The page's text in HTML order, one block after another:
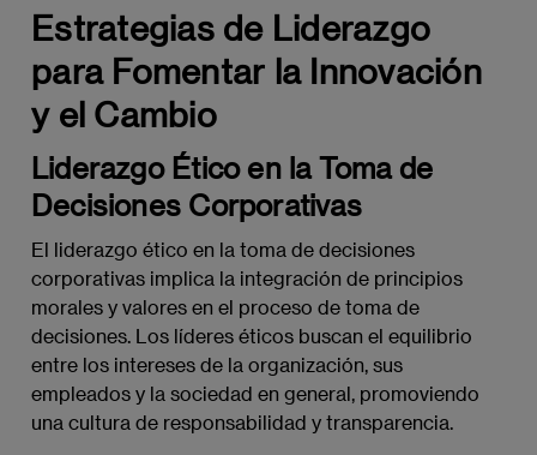
Estrategias de Liderazgo
para Fomentar la Innovación
y el Cambio
Liderazgo Ético en la Toma de
Decisiones Corporativas
El liderazgo ético en la toma de decisiones
corporativas implica la integración de principios
morales y valores en el proceso de toma de
decisiones. Los líderes éticos buscan el equilibrio
entre los intereses de la organización, sus
empleados y la sociedad en general, promoviendo
una cultura de responsabilidad y transparencia.